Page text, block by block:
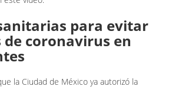
para evitar
de coronavirus en
la Ciudad de México ya autorizó la